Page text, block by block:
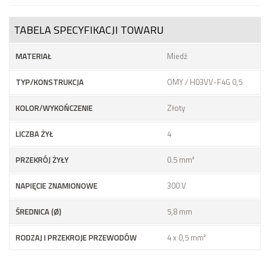
TABELA SPECYFIKACJI TOWARU
MATERIAŁ Miedź
TYP/KONSTRUKCJA OMY / H03VV-F4G 0,5
KOLOR/WYKOŃCZENIE Złoty
LICZBA ŻYŁ 4
PRZEKRÓJ ŻYŁY 0.5 mm²
NAPIĘCIE ZNAMIONOWE 300 V
ŚREDNICA (Ø) 5,8 mm
RODZAJ I PRZEKROJE PRZEWODÓW 4 x 0,5 mm²